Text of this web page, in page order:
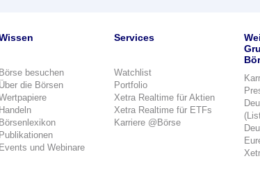
Börse besuchen
Über die Börsen
Handeln
Börsenlexikon
Publikationen
Events und Webinare
Services
Watchlist
Portfolio
Xetra Realtime für Aktien
Xetra Realtime für ETFs
Karriere @Börse